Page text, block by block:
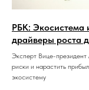
РБК: Экосистема
драйверы роста
Эксперт Вице-президент
риски и нарастить
экосистему